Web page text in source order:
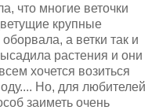
что многие веточки
крупные
а ветки так и
растения и они
хочется возиться
Но, для любителей
заиметь очень